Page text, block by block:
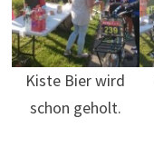
Kiste Bier wird
schon geholt.